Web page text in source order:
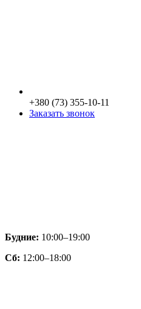
+380 (73) 355-10-11
Заказать звонок
Будние: 10:00–19:00
Сб: 12:00–18:00